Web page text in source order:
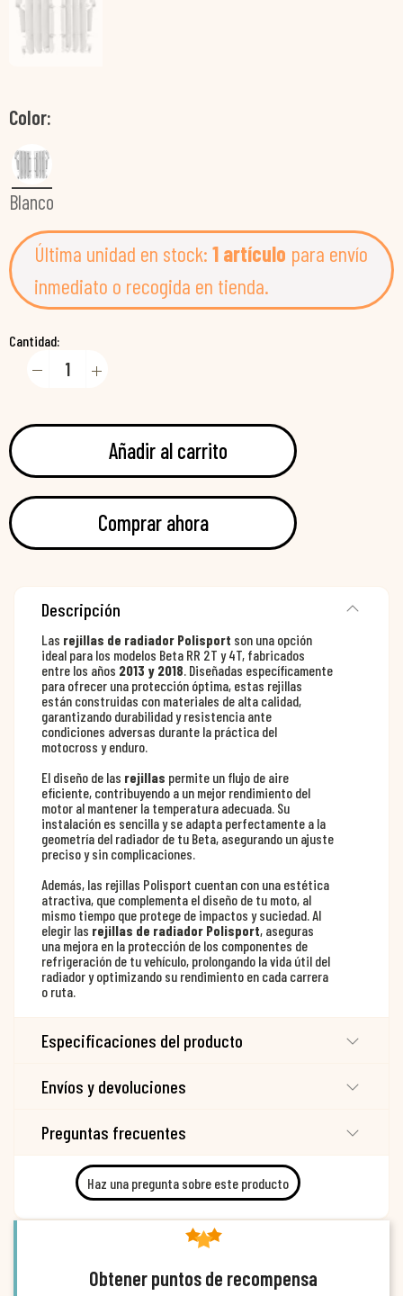
Color
Blanco
Última unidad en stock: 1 artículo para envío
inmediato o recogida en tienda.
Cantidad:
Añadir al carrito
Comprar ahora
Descripción
Las rejillas de radiador Polisport son una opción
ideal para los modelos Beta RR 2T y 4T, fabricados
entre los años 2013 y 2018. Diseñadas específicamente
para ofrecer una protección óptima, estas rejillas
están construidas con materiales de alta calidad,
garantizando durabilidad y resistencia ante
condiciones adversas durante la práctica del
motocross y enduro.
El diseño de las rejillas permite un flujo de aire
eficiente, contribuyendo a un mejor rendimiento del
motor al mantener la temperatura adecuada. Su
instalación es sencilla y se adapta perfectamente a la
geometría del radiador de tu Beta, asegurando un ajuste
preciso y sin complicaciones.
Además, las rejillas Polisport cuentan con una estética
atractiva, que complementa el diseño de tu moto, al
mismo tiempo que protege de impactos y suciedad. Al
elegir las rejillas de radiador Polisport, aseguras
una mejora en la protección de los componentes de
refrigeración de tu vehículo, prolongando la vida útil del
radiador y optimizando su rendimiento en cada carrera
o ruta.
Especificaciones del producto
Envíos y devoluciones
Preguntas frecuentes
Haz una pregunta sobre este producto
Obtener puntos de recompensa